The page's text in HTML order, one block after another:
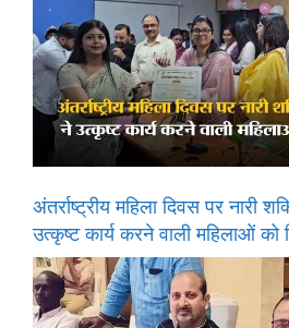
अंतर्राष्ट्रीय महिला दिवस पर नारी
उत्कृष्ट कार्य करने वाली महिलाओं को